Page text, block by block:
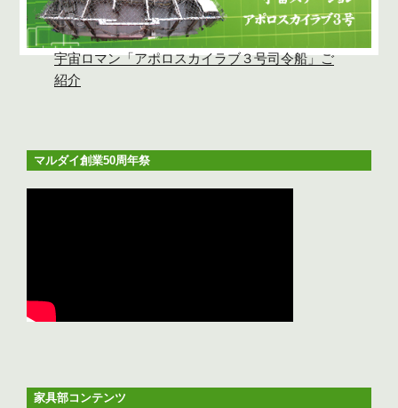
宇宙ロマン「アポロスカイラブ３号司令船」ご
紹介
マルダイ創業50周年祭
家具部コンテンツ